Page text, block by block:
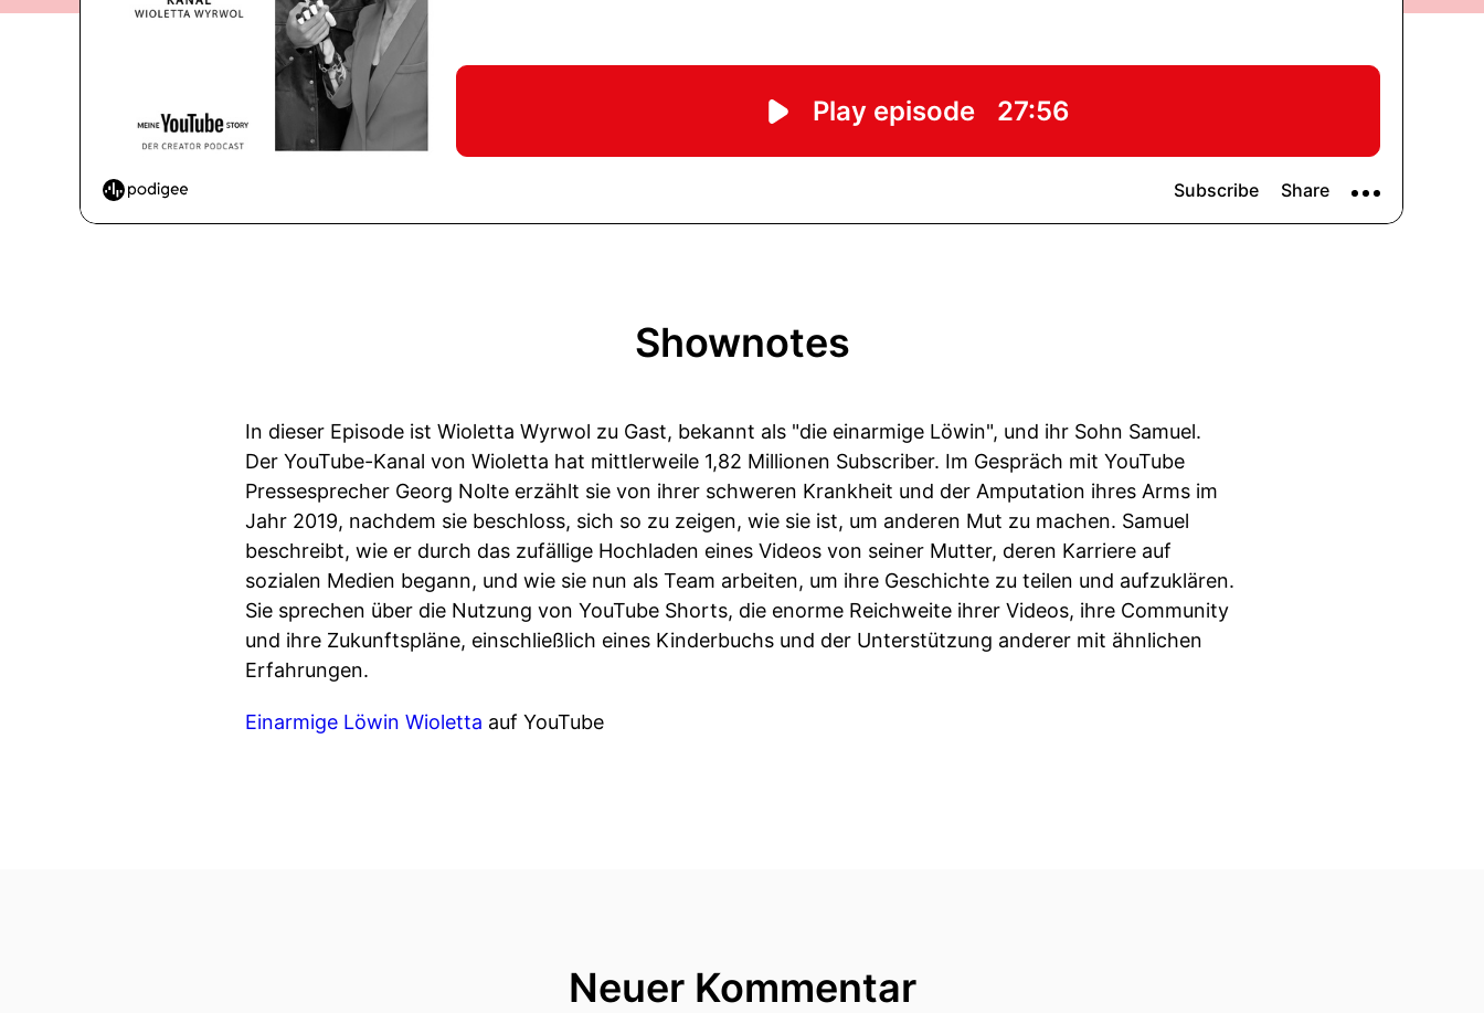
Shownotes
In dieser Episode ist Wioletta Wyrwol zu Gast, bekannt als "die einarmige Löwin", und ihr Sohn Samuel.
Der YouTube-Kanal von Wioletta hat mittlerweile 1,82 Millionen Subscriber. Im Gespräch mit YouTube
Pressesprecher Georg Nolte erzählt sie von ihrer schweren Krankheit und der Amputation ihres Arms im
Jahr 2019, nachdem sie beschloss, sich so zu zeigen, wie sie ist, um anderen Mut zu machen. Samuel
beschreibt, wie er durch das zufällige Hochladen eines Videos von seiner Mutter, deren Karriere auf
sozialen Medien begann, und wie sie nun als Team arbeiten, um ihre Geschichte zu teilen und aufzuklären.
Sie sprechen über die Nutzung von YouTube Shorts, die enorme Reichweite ihrer Videos, ihre Community
und ihre Zukunftspläne, einschließlich eines Kinderbuchs und der Unterstützung anderer mit ähnlichen
Erfahrungen.
Einarmige Löwin Wioletta auf YouTube
Neuer Kommentar